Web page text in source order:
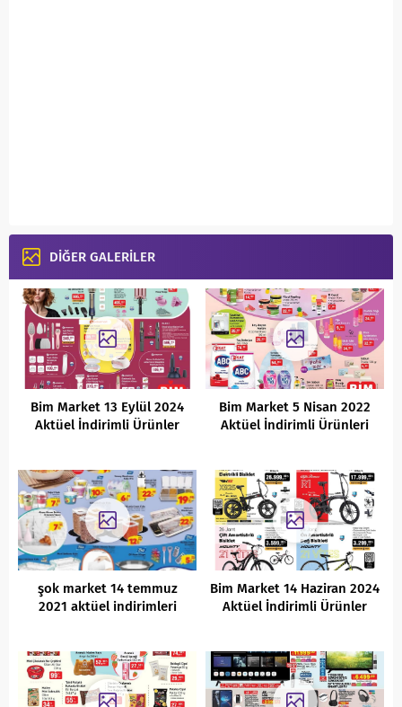
DİĞER GALERİLER
Bim Market 13 Eylül 2024
Aktüel İndirimli Ürünler
Bim Market 5 Nisan 2022
Aktüel İndirimli Ürünleri
şok market 14 temmuz
2021 aktüel indirimleri
Bim Market 14 Haziran 2024
Aktüel İndirimli Ürünler